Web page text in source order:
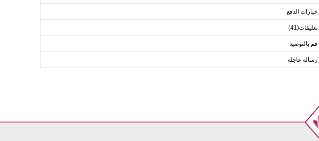
46
116
139
خيارات الدفع
تعليقات(41)
قم بالتوصية
رسالة عاجلة